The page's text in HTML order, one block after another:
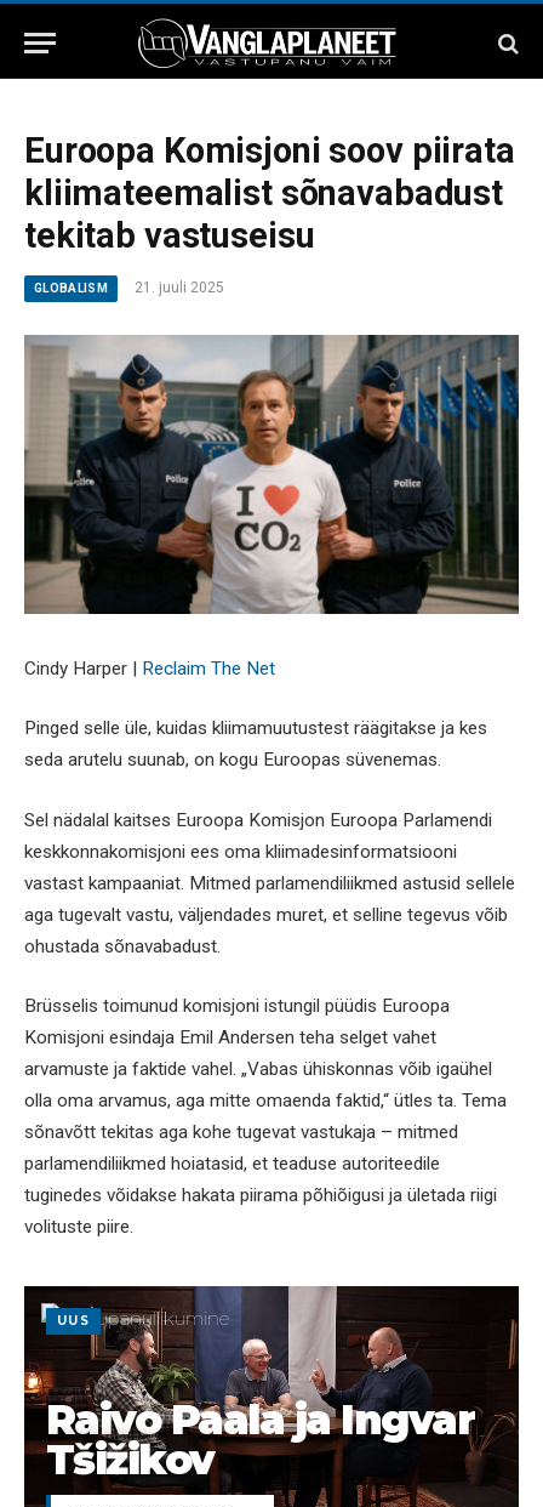
Euroopa Komisjoni soov piirata
kliimateemalist sõnavabadust
tekitab vastuseisu
GLOBALISM 21. juuli 2025
Cindy Harper | Reclaim The Net
Pinged selle üle, kuidas kliimamuutustest räägitakse ja kes
seda arutelu suunab, on kogu Euroopas süvenemas.
Sel nädalal kaitses Euroopa Komisjon Euroopa Parlamendi
keskkonnakomisjoni ees oma kliimadesinformatsiooni
vastast kampaaniat. Mitmed parlamendiliikmed astusid sellele
aga tugevalt vastu, väljendades muret, et selline tegevus võib
ohustada sõnavabadust.
Brüsselis toimunud komisjoni istungil püüdis Euroopa
Komisjoni esindaja Emil Andersen teha selget vahet
arvamuste ja faktide vahel. „Vabas ühiskonnas võib igaühel
olla oma arvamus, aga mitte omaenda faktid,“ ütles ta. Tema
sõnavõtt tekitas aga kohe tugevat vastukaja – mitmed
parlamendiliikmed hoiatasid, et teaduse autoriteedile
tuginedes võidakse hakata piirama põhiõigusi ja ületada riigi
volituste piire.
UUS
Raivo Paala ja Ingvar
Tšižikov